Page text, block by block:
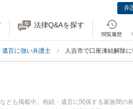
弁
法律Q&Aを探す
閲覧履歴
遺言に強い弁護士 人吉市で口座凍結解除
ども掲載中。相続・遺言に関係する家族間の